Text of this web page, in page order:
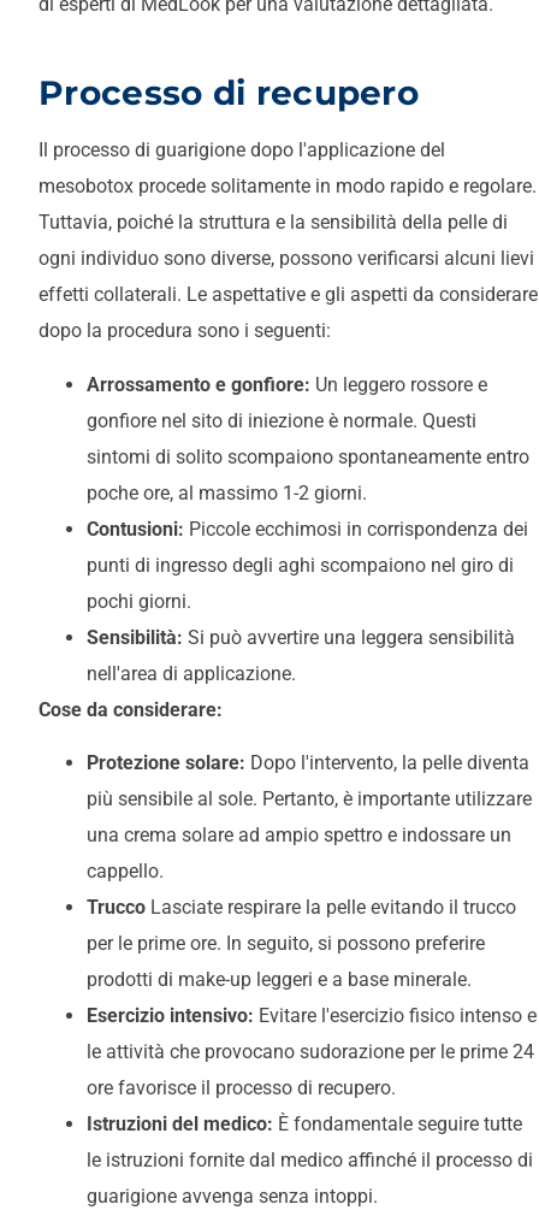
Processo di recupero
Il processo di guarigione dopo l'applicazione del
mesobotox procede solitamente in modo rapido e regolare.
Tuttavia, poiché la struttura e la sensibilità della pelle di
ogni individuo sono diverse, possono verificarsi alcuni lievi
effetti collaterali. Le aspettative e gli aspetti da considerare
dopo la procedura sono i seguenti:
Arrossamento e gonfiore: Un leggero rossore e
gonfiore nel sito di iniezione è normale. Questi
sintomi di solito scompaiono spontaneamente entro
poche ore, al massimo 1-2 giorni.
Contusioni: Piccole ecchimosi in corrispondenza dei
punti di ingresso degli aghi scompaiono nel giro di
pochi giorni.
Sensibilità: Si può avvertire una leggera sensibilità
nell'area di applicazione.
Cose da considerare:
Protezione solare: Dopo l'intervento, la pelle diventa
più sensibile al sole. Pertanto, è importante utilizzare
una crema solare ad ampio spettro e indossare un
cappello.
Trucco Lasciate respirare la pelle evitando il trucco
per le prime ore. In seguito, si possono preferire
prodotti di make-up leggeri e a base minerale.
Esercizio intensivo: Evitare l'esercizio fisico intenso e
le attività che provocano sudorazione per le prime 24
ore favorisce il processo di recupero.
Istruzioni del medico: È fondamentale seguire tutte
le istruzioni fornite dal medico affinché il processo di
guarigione avvenga senza intoppi.